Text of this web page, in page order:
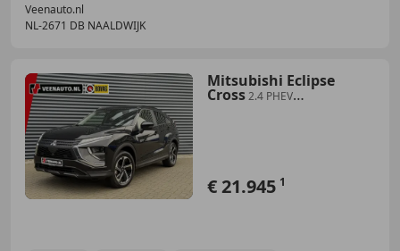
Veenauto.nl
NL-2671 DB NAALDWIJK
Mitsubishi Eclipse
Cross2.4 PHEV
€ 21.945 1